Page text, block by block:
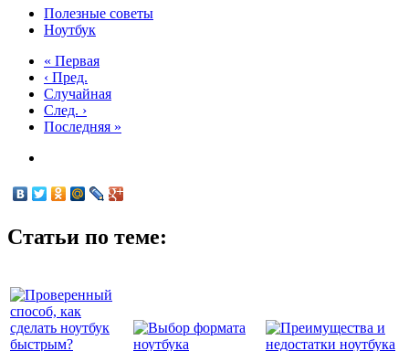
Полезные советы
Ноутбук
« Первая
‹ Пред.
Случайная
След. ›
Последняя »
Статьи по теме: